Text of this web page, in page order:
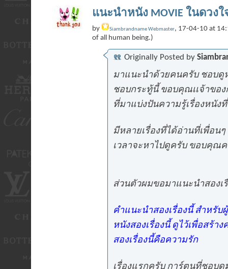
แนะนำหนัง MOVIE ในดวง
by Siambrandname Webmaster, 17-04-10 at
of all human being.)
Originally Posted by
มาแนะนำด้วยคนครับ ชอบดู
ชอบกระทู้นี้ ขอบคุณเเจ้าขอ
ที่มาแบ่งปันความรู้เรื่องหนัง
มีหลายเรื่องที่ได้อ่านที่เพื่อน
เวลาจะหาไปดูครับ ขอบคุณ
ส่วนตัวผมขอมาแนะนำสองเ
คำแนะนำสองเรื่องนี้ สำหรับ
หนังสองเรื่องนี้ ดูไว้เพื่อสร้า
สองเรื่องนี้คือความรัก
เรื่องแรกครับ การ์ตูนที่ชอบดู